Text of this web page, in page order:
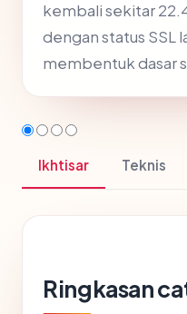
kembali sekitar
dengan status SSL
membentuk dasar
Ikhtisar Teknis
Ringkasan